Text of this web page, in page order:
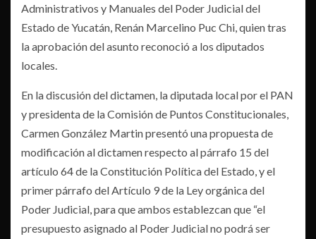
Administrativos y Manuales del Poder Judicial del
Estado de Yucatán, Renán Marcelino Puc Chi, quien tras
la aprobación del asunto reconoció a los diputados
locales.
En la discusión del dictamen, la diputada local por el PAN
y presidenta de la Comisión de Puntos Constitucionales,
Carmen González Martin presentó una propuesta de
modificación al dictamen respecto al párrafo 15 del
artículo 64 de la Constitución Política del Estado, y el
primer párrafo del Artículo 9 de la Ley orgánica del
Poder Judicial, para que ambos establezcan que “el
presupuesto asignado al Poder Judicial no podrá ser